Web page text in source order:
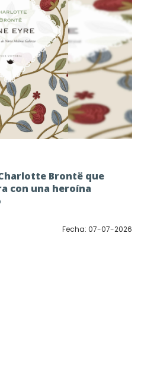
Brontë que
con una heroína
Fecha: 07-07-2026